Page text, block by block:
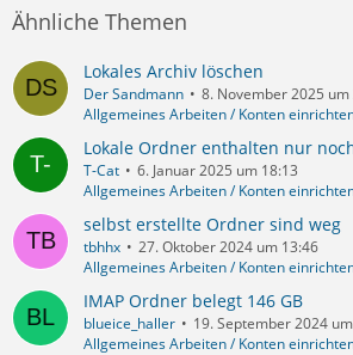
Ähnliche Themen
Lokales Archiv löschen
Der Sandmann
8. November 2025 um
Allgemeines Arbeiten / Konten
Lokale Ordner enthalten nur
T-Cat
6. Januar 2025 um 18:13
Allgemeines Arbeiten / Konten
selbst erstellte Ordner sind weg
tbhhx
27. Oktober 2024 um 13:46
Allgemeines Arbeiten / Konten
IMAP Ordner belegt 146 GB
blueice_haller
19. September 2024
Allgemeines Arbeiten / Konten